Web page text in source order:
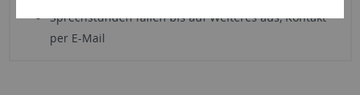
Sprechstunden fallen bis auf Weiteres aus, Kontakt
per E-Mail